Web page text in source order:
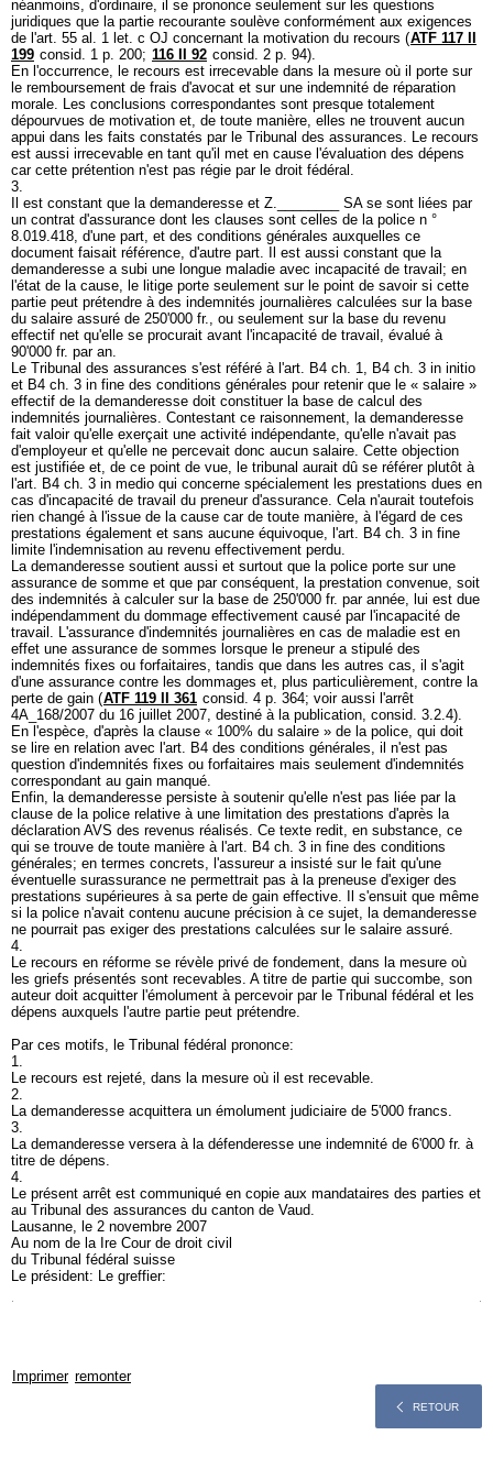
néanmoins, d'ordinaire, il se prononce seulement sur les questions
juridiques que la partie recourante soulève conformément aux exigences
de l'art. 55 al. 1 let. c OJ concernant la motivation du recours (ATF 117 II
199 consid. 1 p. 200; 116 II 92 consid. 2 p. 94).
En l'occurrence, le recours est irrecevable dans la mesure où il porte sur
le remboursement de frais d'avocat et sur une indemnité de réparation
morale. Les conclusions correspondantes sont presque totalement
dépourvues de motivation et, de toute manière, elles ne trouvent aucun
appui dans les faits constatés par le Tribunal des assurances. Le recours
est aussi irrecevable en tant qu'il met en cause l'évaluation des dépens
car cette prétention n'est pas régie par le droit fédéral.
3.
Il est constant que la demanderesse et Z.________ SA se sont liées par
un contrat d'assurance dont les clauses sont celles de la police n °
8.019.418, d'une part, et des conditions générales auxquelles ce
document faisait référence, d'autre part. Il est aussi constant que la
demanderesse a subi une longue maladie avec incapacité de travail; en
l'état de la cause, le litige porte seulement sur le point de savoir si cette
partie peut prétendre à des indemnités journalières calculées sur la base
du salaire assuré de 250'000 fr., ou seulement sur la base du revenu
effectif net qu'elle se procurait avant l'incapacité de travail, évalué à
90'000 fr. par an.
Le Tribunal des assurances s'est référé à l'art. B4 ch. 1, B4 ch. 3 in initio
et B4 ch. 3 in fine des conditions générales pour retenir que le « salaire »
effectif de la demanderesse doit constituer la base de calcul des
indemnités journalières. Contestant ce raisonnement, la demanderesse
fait valoir qu'elle exerçait une activité indépendante, qu'elle n'avait pas
d'employeur et qu'elle ne percevait donc aucun salaire. Cette objection
est justifiée et, de ce point de vue, le tribunal aurait dû se référer plutôt à
l'art. B4 ch. 3 in medio qui concerne spécialement les prestations dues en
cas d'incapacité de travail du preneur d'assurance. Cela n'aurait toutefois
rien changé à l'issue de la cause car de toute manière, à l'égard de ces
prestations également et sans aucune équivoque, l'art. B4 ch. 3 in fine
limite l'indemnisation au revenu effectivement perdu.
La demanderesse soutient aussi et surtout que la police porte sur une
assurance de somme et que par conséquent, la prestation convenue, soit
des indemnités à calculer sur la base de 250'000 fr. par année, lui est due
indépendamment du dommage effectivement causé par l'incapacité de
travail. L'assurance d'indemnités journalières en cas de maladie est en
effet une assurance de sommes lorsque le preneur a stipulé des
indemnités fixes ou forfaitaires, tandis que dans les autres cas, il s'agit
d'une assurance contre les dommages et, plus particulièrement, contre la
perte de gain (ATF 119 II 361 consid. 4 p. 364; voir aussi l'arrêt
4A_168/2007 du 16 juillet 2007, destiné à la publication, consid. 3.2.4).
En l'espèce, d'après la clause « 100% du salaire » de la police, qui doit
se lire en relation avec l'art. B4 des conditions générales, il n'est pas
question d'indemnités fixes ou forfaitaires mais seulement d'indemnités
correspondant au gain manqué.
Enfin, la demanderesse persiste à soutenir qu'elle n'est pas liée par la
clause de la police relative à une limitation des prestations d'après la
déclaration AVS des revenus réalisés. Ce texte redit, en substance, ce
qui se trouve de toute manière à l'art. B4 ch. 3 in fine des conditions
générales; en termes concrets, l'assureur a insisté sur le fait qu'une
éventuelle surassurance ne permettrait pas à la preneuse d'exiger des
prestations supérieures à sa perte de gain effective. Il s'ensuit que même
si la police n'avait contenu aucune précision à ce sujet, la demanderesse
ne pourrait pas exiger des prestations calculées sur le salaire assuré.
4.
Le recours en réforme se révèle privé de fondement, dans la mesure où
les griefs présentés sont recevables. A titre de partie qui succombe, son
auteur doit acquitter l'émolument à percevoir par le Tribunal fédéral et les
dépens auxquels l'autre partie peut prétendre.
Par ces motifs, le Tribunal fédéral prononce:
1.
Le recours est rejeté, dans la mesure où il est recevable.
2.
La demanderesse acquittera un émolument judiciaire de 5'000 francs.
3.
La demanderesse versera à la défenderesse une indemnité de 6'000 fr. à
titre de dépens.
4.
Le présent arrêt est communiqué en copie aux mandataires des parties et
au Tribunal des assurances du canton de Vaud.
Lausanne, le 2 novembre 2007
Au nom de la Ire Cour de droit civil
du Tribunal fédéral suisse
Le président: Le greffier:
Imprimer remonter
RETOUR